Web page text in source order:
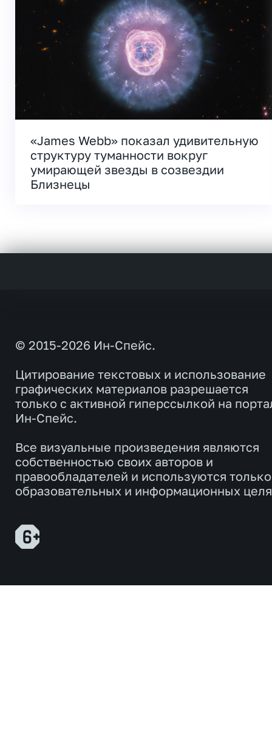
«James Webb» показал удивительную
структуру туманности вокруг
умирающей звезды в созвездии
Близнецы
© 2015-2026 Ин-Спейс.
Цитирование текстовых и использование
графических материалов разрешается
только с активной гиперссылкой на
Ин-Спейс.
Все визуальные произведения являются
собственностью своих авторов и
правообладателей и используются
образовательных и информационных